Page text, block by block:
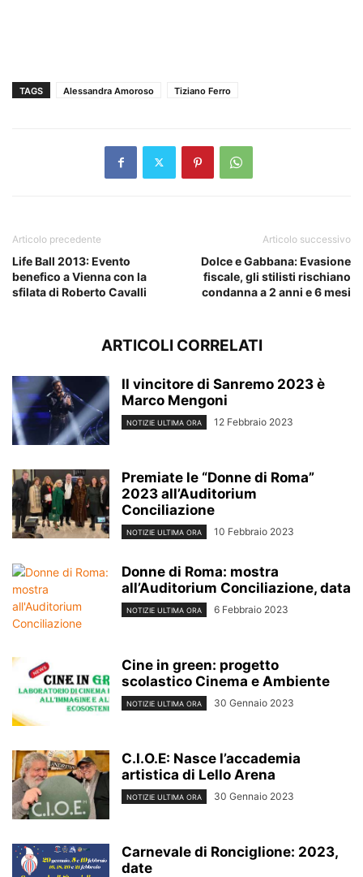
TAGS Alessandra Amoroso Tiziano Ferro
Articolo precedente
Life Ball 2013: Evento
benefico a Vienna con la
sfilata di Roberto Cavalli
Articolo successivo
Dolce e Gabbana: Evasione
fiscale, gli stilisti rischiano
condanna a 2 anni e 6 mesi
ARTICOLI CORRELATI
Il vincitore di Sanremo 2023 è
Marco Mengoni
NOTIZIE ULTIMA ORA 12 Febbraio 2023
Premiate le “Donne di Roma”
2023 all’Auditorium
Conciliazione
NOTIZIE ULTIMA ORA 10 Febbraio 2023
Donne di Roma: mostra
all’Auditorium Conciliazione, data
NOTIZIE ULTIMA ORA 6 Febbraio 2023
Cine in green: progetto
scolastico Cinema e Ambiente
NOTIZIE ULTIMA ORA 30 Gennaio 2023
C.I.O.E: Nasce l’accademia
artistica di Lello Arena
NOTIZIE ULTIMA ORA 30 Gennaio 2023
Carnevale di Ronciglione: 2023,
date